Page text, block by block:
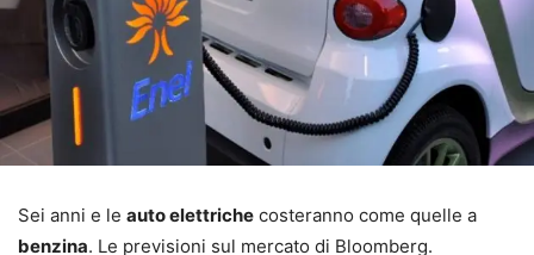
Sei anni e le auto elettriche costeranno come quelle a
benzina. Le previsioni sul mercato di Bloomberg.